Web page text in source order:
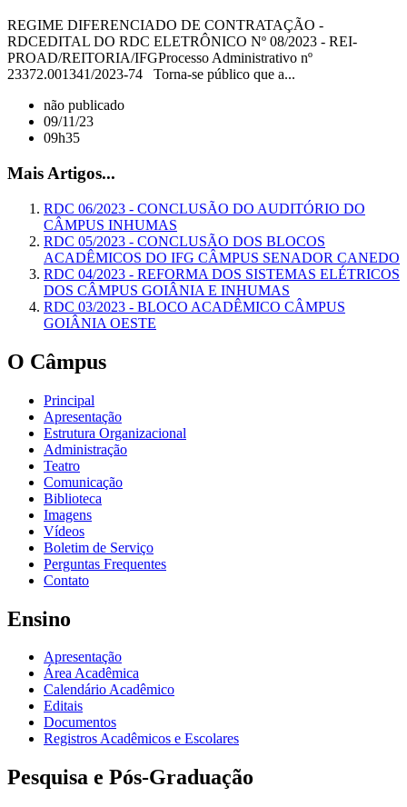
REGIME DIFERENCIADO DE CONTRATAÇÃO -
RDCEDITAL DO RDC ELETRÔNICO Nº 08/2023 - REI-
PROAD/REITORIA/IFGProcesso Administrativo nº
23372.001341/2023-74 Torna-se público que a...
não publicado
09/11/23
09h35
Mais Artigos...
RDC 06/2023 - CONCLUSÃO DO AUDITÓRIO DO
CÂMPUS INHUMAS
RDC 05/2023 - CONCLUSÃO DOS BLOCOS
ACADÊMICOS DO IFG CÂMPUS SENADOR CANEDO
RDC 04/2023 - REFORMA DOS SISTEMAS ELÉTRICOS
DOS CÂMPUS GOIÂNIA E INHUMAS
RDC 03/2023 - BLOCO ACADÊMICO CÂMPUS
GOIÂNIA OESTE
O Câmpus
Principal
Apresentação
Estrutura Organizacional
Administração
Teatro
Comunicação
Biblioteca
Imagens
Vídeos
Boletim de Serviço
Perguntas Frequentes
Contato
Ensino
Apresentação
Área Acadêmica
Calendário Acadêmico
Editais
Documentos
Registros Acadêmicos e Escolares
Pesquisa e Pós-Graduação